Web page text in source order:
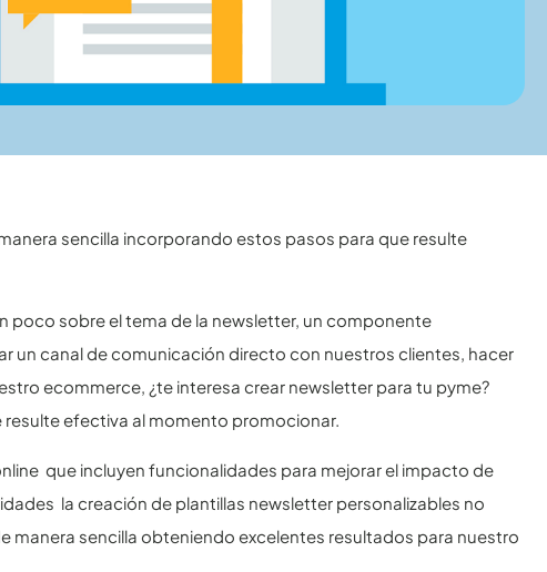
sencilla incorporando estos pasos para que resulte
poco sobre el tema de la newsletter, un componente
un canal de comunicación directo con nuestros clientes, hacer
ecommerce, ¿te interesa crear newsletter para tu pyme?
efectiva al momento promocionar.
que incluyen funcionalidades para mejorar el impacto de
la creación de plantillas newsletter personalizables no
sencilla obteniendo excelentes resultados para nuestro